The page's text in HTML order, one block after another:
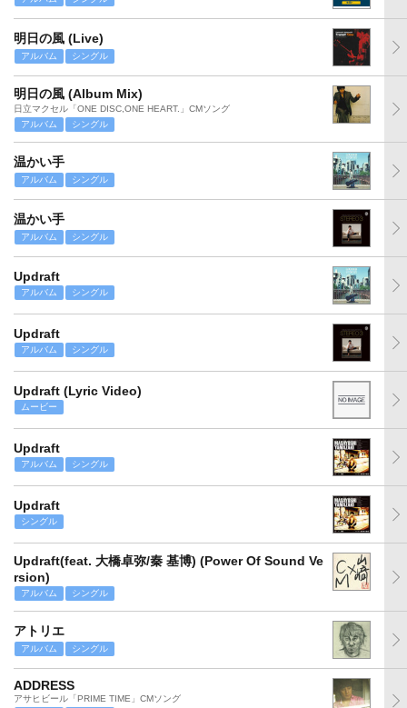
明日の風 (Live)
アルバム シングル
明日の風 (Album Mix)
日立マクセル「ONE DISC,ONE HEART.」CMソング
アルバム
シングル
温かい手
アルバム シングル
温かい手
アルバム シングル
Updraft
アルバム シングル
Updraft
アルバム シングル
Updraft (Lyric Video)
ムービー
Updraft
アルバム シングル
Updraft
シングル
Updraft(feat. 大橋卓弥/秦 基博) (Power Of Sound Ve
rsion)
アルバム シングル
アトリエ
アルバム シングル
ADDRESS
アサヒビール「PRIME TIME」CMソング